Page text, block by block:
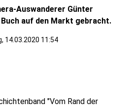
Auswanderer Günter
auf den Markt gebracht.
14.03.2020 11:54
"Vom Rand der